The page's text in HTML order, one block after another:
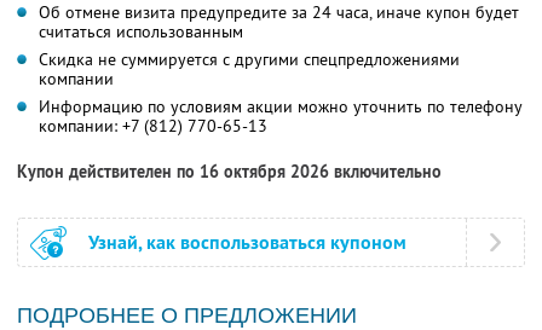
Об отмене визита предупредите за 24 часа, иначе купон будет
считаться использованным
Скидка не суммируется с другими спецпредложениями
компании
Информацию по условиям акции можно уточнить по телефону
компании: +7 (812) 770-65-13
Купон действителен по 16 октября 2026 включительно
Узнай, как воспользоваться купоном
ПОДРОБНЕЕ О ПРЕДЛОЖЕНИИ